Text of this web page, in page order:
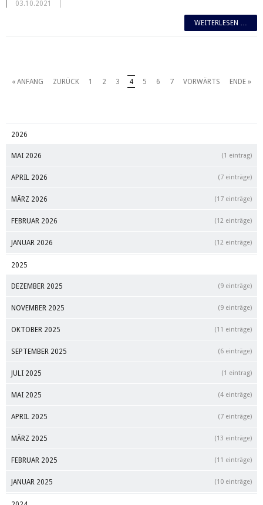
03.10.2021
WEITERLESEN …
« ANFANG ZURÜCK 1 2 3 4 5 6 7 VORWÄRTS ENDE »
2026
MAI 2026 (1 eintrag)
APRIL 2026 (7 einträge)
MÄRZ 2026 (17 einträge)
FEBRUAR 2026 (12 einträge)
JANUAR 2026 (12 einträge)
2025
DEZEMBER 2025 (9 einträge)
NOVEMBER 2025 (9 einträge)
OKTOBER 2025 (11 einträge)
SEPTEMBER 2025 (6 einträge)
JULI 2025 (1 eintrag)
MAI 2025 (4 einträge)
APRIL 2025 (7 einträge)
MÄRZ 2025 (13 einträge)
FEBRUAR 2025 (11 einträge)
JANUAR 2025 (10 einträge)